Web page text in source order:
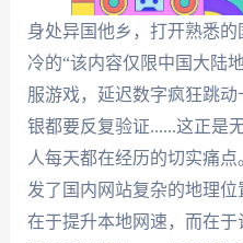
身处异国他乡，打开熟悉
冷的“该内容仅限中国大陆
服游戏，延迟数字疯狂跳
银都要反复验证......这正是
人每天都在经历的切实痛
发了国内网站复杂的地理
在于提升本地网速，而在